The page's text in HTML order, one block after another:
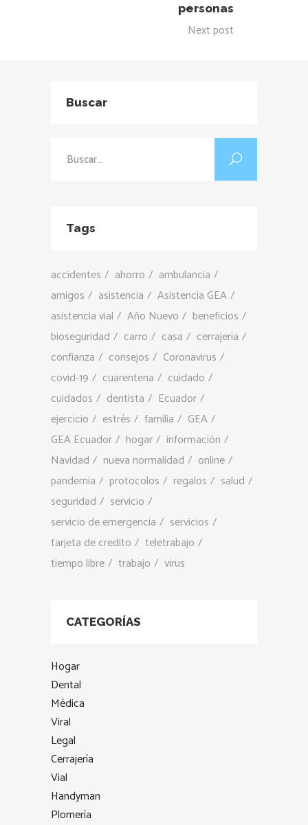
personas
Next post
Buscar
Tags
accidentes ahorro
ambulancia
amigos
asistencia
Asistencia GEA
asistencia vial
Año Nuevo
beneficios
bioseguridad
carro casa
cerrajería
confianza
consejos
Coronavirus
covid-19
cuarentena
cuidado
cuidados
dentista
Ecuador
ejercicio
estrés familia
GEA
GEA Ecuador
hogar
información
Navidad
nueva normalidad
online
pandemia
protocolos regalos
salud
seguridad
servicio
servicio de emergencia
servicios
tarjeta de credito
teletrabajo
tiempo libre
trabajo virus
CATEGORÍAS
Hogar
Dental
Médica
Viral
Legal
Cerrajería
Vial
Handyman
Plomería